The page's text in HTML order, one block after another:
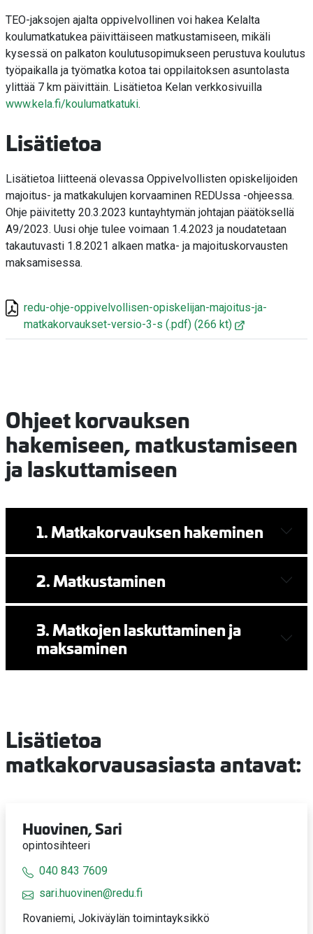
TEO-jaksojen ajalta oppivelvollinen voi hakea Kelalta
koulumatkatukea päivittäiseen matkustamiseen, mikäli
kysessä on palkaton koulutusopimukseen perustuva koulutus
työpaikalla ja työmatka kotoa tai oppilaitoksen asuntolasta
ylittää 7 km päivittäin. Lisätietoa Kelan verkkosivuilla
www.kela.fi/koulumatkatuki.
Lisätietoa
Lisätietoa liitteenä olevassa Oppivelvollisten opiskelijoide​n
majoitus- ja matkakulujen korvaaminen REDUssa -ohjeessa.
Ohje päivitetty 20.3.2023 kuntayhtymän johtajan päätöksellä
A9/2023. Uusi ohje tulee voimaan 1.4.2023 ja noudatetaan
takautuvasti 1.8.2021 alkaen matka- ja majoituskorvausten
maksamisessa.
redu-ohje-oppivelvollisen-opiskelijan-majoitus-ja-
matkakorvaukset-versio-3-s (.pdf) (266 kt)
Ohjeet korvauksen
hakemiseen, matkustamiseen
ja laskuttamiseen
1. Matkakorvauksen hakeminen
2. Matkustaminen
3. Matkojen laskuttaminen ja
maksaminen
Lisätietoa
matkakorvausasiasta antavat:
Huovinen, Sari
opintosihteeri
040 843 7609
sari.huovinen@redu.fi
Rovaniemi, Jokiväylän toimintayksikkö